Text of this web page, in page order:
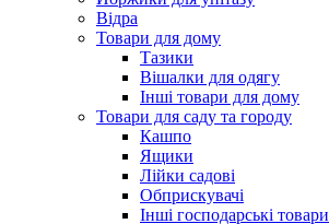
Відра
Товари для дому
Тазики
Вішалки для одягу
Інші товари для дому
Товари для саду та городу
Кашпо
Ящики
Лійки садові
Обприскувачі
Інші господарські товари